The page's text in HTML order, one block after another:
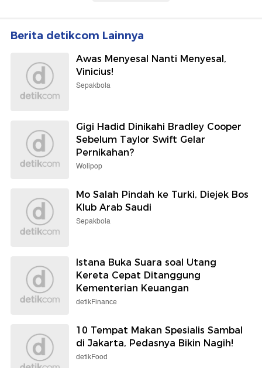
Berita detikcom Lainnya
Awas Menyesal Nanti Menyesal,
Vinicius!
Sepakbola
Gigi Hadid Dinikahi Bradley Cooper
Sebelum Taylor Swift Gelar
Pernikahan?
Wolipop
Mo Salah Pindah ke Turki, Diejek Bos
Klub Arab Saudi
Sepakbola
Istana Buka Suara soal Utang
Kereta Cepat Ditanggung
Kementerian Keuangan
detikFinance
10 Tempat Makan Spesialis Sambal
di Jakarta, Pedasnya Bikin Nagih!
detikFood